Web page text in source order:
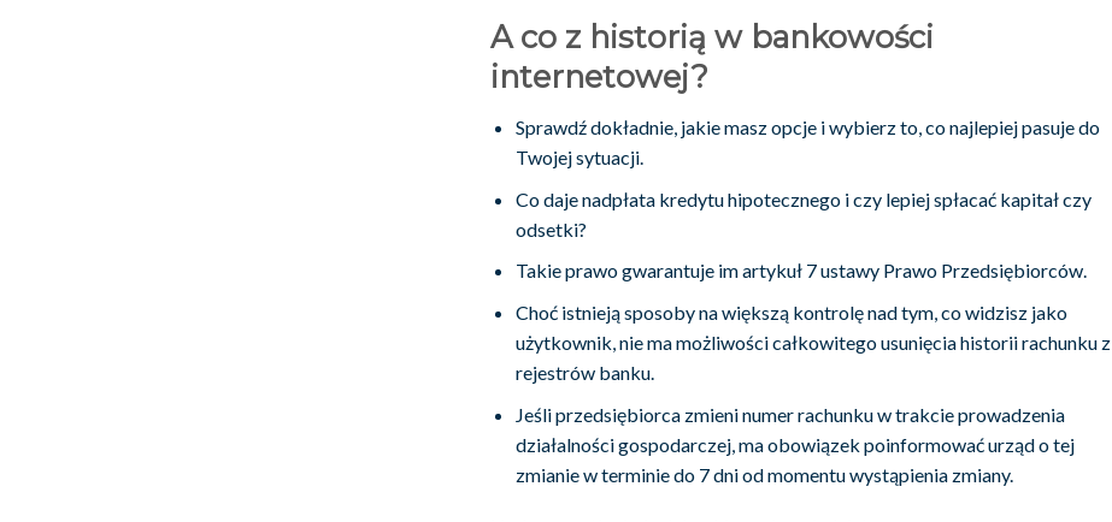
A co z historią w bankowości
internetowej?
Sprawdź dokładnie, jakie masz opcje i wybierz to, co najlepiej pasuje do
Twojej sytuacji.
Co daje nadpłata kredytu hipotecznego i czy lepiej spłacać kapitał czy
odsetki?
Takie prawo gwarantuje im artykuł 7 ustawy Prawo Przedsiębiorców.
Choć istnieją sposoby na większą kontrolę nad tym, co widzisz jako
użytkownik, nie ma możliwości całkowitego usunięcia historii rachunku z
rejestrów banku.
Jeśli przedsiębiorca zmieni numer rachunku w trakcie prowadzenia
działalności gospodarczej, ma obowiązek poinformować urząd o tej
zmianie w terminie do 7 dni od momentu wystąpienia zmiany.